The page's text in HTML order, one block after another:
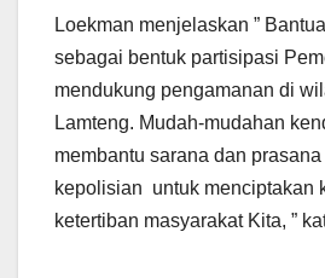
Loekman menjelaskan ”
sebagai bentuk partisipasi
mendukung pengamanan di
Lamteng. Mudah-mudahan
membantu sarana dan prasana
kepolisian untuk menciptakan
ketertiban masyarakat Kita, ”